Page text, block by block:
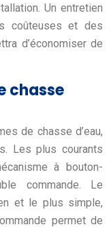
Un entretien
coûteuses et des
d’économiser de
chasse
de chasse d’eau,
Les plus courants
à bouton-
commande. Le
et le plus simple,
permet de